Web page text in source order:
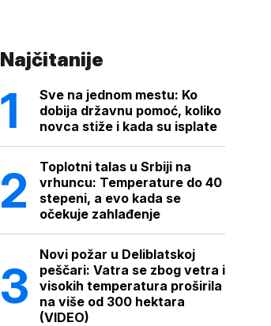
Najčitanije
Sve na jednom mestu: Ko
dobija državnu pomoć, koliko
novca stiže i kada su isplate
Toplotni talas u Srbiji na
vrhuncu: Temperature do 40
stepeni, a evo kada se
očekuje zahlađenje
Novi požar u Deliblatskoj
peščari: Vatra se zbog vetra i
visokih temperatura proširila
na više od 300 hektara
(VIDEO)